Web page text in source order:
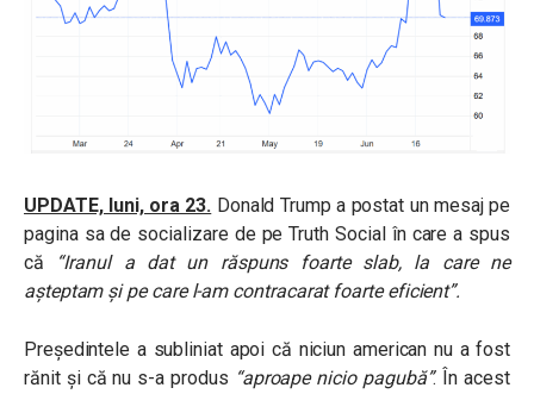
UPDATE, luni, ora 23. Donald Trump a postat un mesaj pe
pagina sa de socializare de pe Truth Social în care a spus
că
“Iranul a dat un răspuns foarte slab, la care ne
așteptam și pe care l-am contracarat foarte eficient”.
Președintele a subliniat apoi că niciun american nu a fost
rănit și că nu s-a produs “aproape nicio pagubă”. În acest